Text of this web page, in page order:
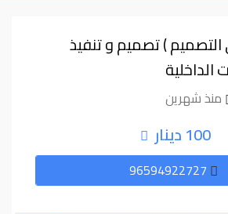
على التصميم ) تصميم و تنفيذ
الداخلية
منذ شهرين
100 دينار